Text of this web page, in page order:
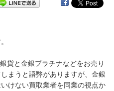
貨と金銀プラチナなどをお売り
まうと語弊がありますが、金銀
けない買取業者を同業の視点か